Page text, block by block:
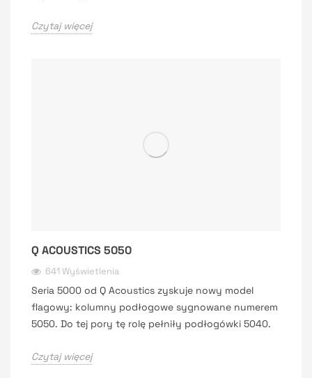
Czytaj więcej
Q ACOUSTICS 5050
641 Wyświetlenia
Seria 5000 od Q Acoustics zyskuje nowy model
flagowy: kolumny podłogowe sygnowane numerem
5050. Do tej pory tę rolę pełniły podłogówki 5040.
Czytaj więcej